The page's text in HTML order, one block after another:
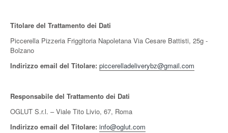
Titolare del Trattamento dei Dati
Piccerella Pizzeria Friggitoria Napoletana Via Cesare Battisti, 25g -
Bolzano
Indirizzo email del Titolare: piccerelladeliverybz@gmail.com
Responsabile del Trattamento dei Dati
OGLUT S.r.l. – Viale Tito Livio, 67, Roma
Indirizzo email del Titolare: info@oglut.com